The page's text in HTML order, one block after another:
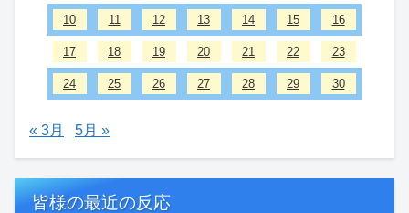
10 11 12 13 14 15 16
17 18 19 20 21 22 23
24 25 26 27 28 29 30
« 3月 5月 »
皆様の最近の反応